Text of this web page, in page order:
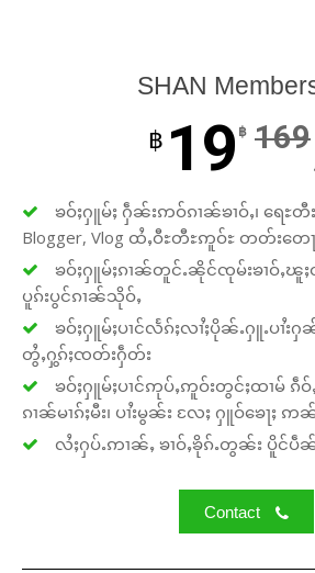
SHAN
฿ 19 ฿ 169
ၶဝ်ႈႁူမ်ႈ ႁဵၼ်းဢဝ်ၵၢၼ်ၶၢဝ်ႇ၊ ရေႊတီႊ
Blogger, Vlog ထႆႇဝီႊတီႊဢူဝ်ႊ တတ်းတ
ၶဝ်ႈႁူမ်ႈၵၢၼ်တူင်ႉၼိုင်ၸုမ်းၶၢဝ်ႇၽူႈ
ပူၵ်းပွင်ၵၢၼ်သိုဝ်ႇ
ၶဝ်ႈႁူမ်ႈပၢင်လႅၵ်ႈလၢႆႈပိုၼ်ႉႁူႉပၢႆး
တွႆႇႁွၵ်ႈၸတ်းႁဵတ်း
ၶဝ်ႈႁူမ်ႈပၢင်ဢုပ်ႇဢူဝ်းတွင်ႈထၢမ် ၵဵဝ်ႇ
ၵၢၼ်မၢၵ်ႈမီး၊ ပၢႆးမွၼ်း လႄႈ ႁူဝ်ၶေႃႈ ဢ
လႆႈႁပ်ႉဢၢၼ်ႇ ၶၢဝ်ႇၶိုၵ်ႉတွၼ်း ပိူင်
Contact